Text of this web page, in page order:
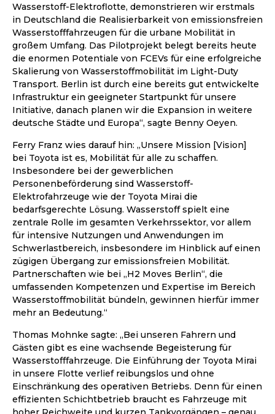
Wasserstoff-Elektroflotte, demonstrieren wir erstmals
in Deutschland die Realisierbarkeit von emissionsfreien
Wasserstofffahrzeugen für die urbane Mobilität in
großem Umfang. Das Pilotprojekt belegt bereits heute
die enormen Potentiale von FCEVs für eine erfolgreiche
Skalierung von Wasserstoffmobilität im Light-Duty
Transport. Berlin ist durch eine bereits gut entwickelte
Infrastruktur ein geeigneter Startpunkt für unsere
Initiative, danach planen wir die Expansion in weitere
deutsche Städte und Europa“, sagte Benny Oeyen.
Ferry Franz wies darauf hin: „Unsere Mission [Vision]
bei Toyota ist es, Mobilität für alle zu schaffen.
Insbesondere bei der gewerblichen
Personenbeförderung sind Wasserstoff-
Elektrofahrzeuge wie der Toyota Mirai die
bedarfsgerechte Lösung. Wasserstoff spielt eine
zentrale Rolle im gesamten Verkehrssektor, vor allem
für intensive Nutzungen und Anwendungen im
Schwerlastbereich, insbesondere im Hinblick auf einen
zügigen Übergang zur emissionsfreien Mobilität.
Partnerschaften wie bei „H2 Moves Berlin“, die
umfassenden Kompetenzen und Expertise im Bereich
Wasserstoffmobilität bündeln, gewinnen hierfür immer
mehr an Bedeutung.“
Thomas Mohnke sagte: „Bei unseren Fahrern und
Gästen gibt es eine wachsende Begeisterung für
Wasserstofffahrzeuge. Die Einführung der Toyota Mirai
in unsere Flotte verlief reibungslos und ohne
Einschränkung des operativen Betriebs. Denn für einen
effizienten Schichtbetrieb braucht es Fahrzeuge mit